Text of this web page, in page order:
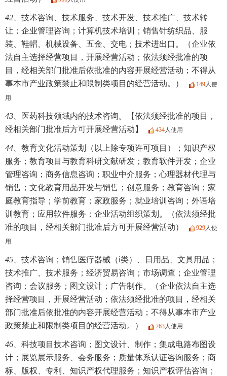
42、 技术咨询、技术服务、技术开发、技术推广、技术转
让；企业管理咨询；计算机技术培训；销售针纺织品、服
装、鞋帽、机械设备、五金、交电；技术进出口。（企业依
法自主选择经营项目，开展经营活动；依法须经批准的项
目，经相关部门批准后依批准的内容开展经营活动；不得从
事本市产业政策禁止和限制类项目的经营活动。）
149人使
用
43、
医药科技领域内的技术咨询。【依法须经批准的项目，
经相关部门批准后方可开展经营活动】
434人使用
44、 教育文化活动策划（以上除专项许可项目）；知识产权
服务；教育项目与教育科研文献研发；教育软件开发；企业
管理咨询；商务信息咨询；职业中介服务；心理器材代理与
销售；文化教育用品开发与销售；创意服务；教育咨询；家
庭教育指导；学前教育；家政服务；就业培训咨询；外语培
训教育；应用软件服务；企业活动组织策划。（依法须经批
准的项目，经相关部门批准后方可开展经营活动）
929人使
用
45、 技术咨询；销售医疗器械（ⅰ类）、日用品、文具用品；
技术推广、技术服务；经济贸易咨询；市场调查；企业管理
咨询；会议服务；图文设计；广告制作。（企业依法自主选
择经营项目，开展经营活动；依法须经批准的项目，经相关
部门批准后依批准的内容开展经营活动；不得从事本市产业
政策禁止和限制类项目的经营活动。）
763人使用
46、 科技项目技术咨询；图文设计、制作；集成电路布图设
计；展览展示服务、会务服务；质量体系认证咨询服务；商
标、版权、专利、知识产权代理服务；知识产权评估咨询；